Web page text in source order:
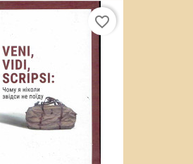
favorite_border